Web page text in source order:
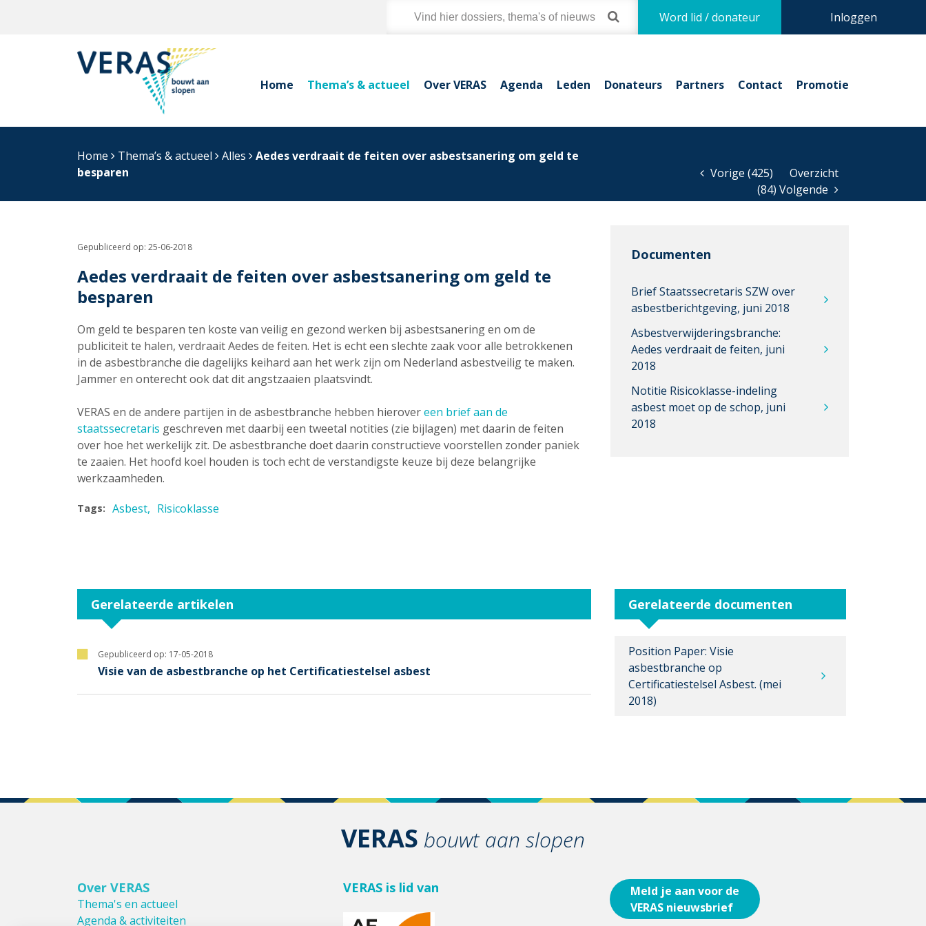
Inloggen
Word lid / donateur
Home Thema’s & actueel Over VERAS Agenda Leden Donateurs Partners Contact Promotie
Home Thema’s & actueel Alles
Aedes verdraait de feiten over asbestsanering om geld te
besparen
Vorige (425)
Overzicht
(84) Volgende
Gepubliceerd op: 25-06-2018
Aedes verdraait de feiten over asbestsanering om geld te
besparen
Om geld te besparen ten koste van veilig en gezond werken bij asbestsanering en om de
publiciteit te halen, verdraait Aedes de feiten. Het is echt een slechte zaak voor alle betrokkenen
in de asbestbranche die dagelijks keihard aan het werk zijn om Nederland asbestveilig te maken.
Jammer en onterecht ook dat dit angstzaaien plaatsvindt.
VERAS en de andere partijen in de asbestbranche hebben hierovereen brief aan de
staatssecretaris geschreven met daarbij een tweetal notities (zie bijlagen) met daarin de feiten
over hoe het werkelijk zit. De asbestbranche doet daarin constructieve voorstellen zonder paniek
te zaaien. Het hoofd koel houden is toch echt de verstandigste keuze bij deze belangrijke
werkzaamheden.
Tags: Asbest Risicoklasse
Documenten
Brief Staatssecretaris SZW over
asbestberichtgeving, juni 2018
Asbestverwijderingsbranche:
Aedes verdraait de feiten, juni
2018
Notitie Risicoklasse-indeling
asbest moet op de schop, juni
2018
Gerelateerde artikelen
Gepubliceerd op: 17-05-2018
Visie van de asbestbranche op het Certificatiestelsel asbest
Gerelateerde documenten
Position Paper: Visie
asbestbranche op
Certificatiestelsel Asbest. (mei
2018)
VERAS bouwt aan slopen
Over VERAS
Thema's en actueel
Agenda & activiteiten
VERAS is lid van
Meld je aan voor de
VERAS nieuwsbrief